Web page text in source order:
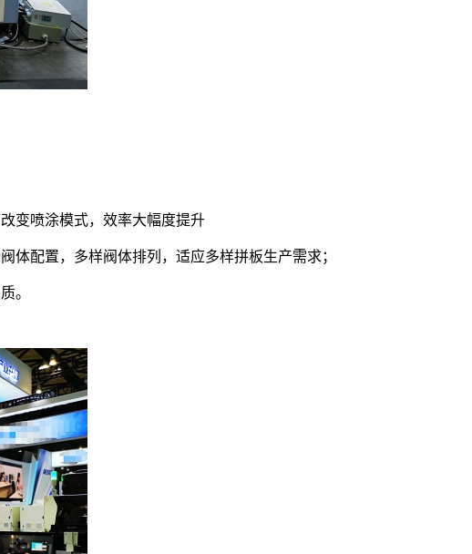
变喷涂模式，效率大幅度提升
体配置，多样阀体排列，适应多样拼板生产需求；
。